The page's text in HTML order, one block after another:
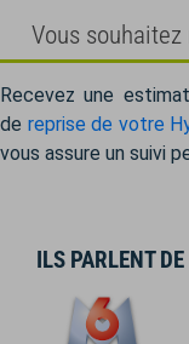
Vous
Recevez une
de reprise de votre
vous assure un suivi
ILS PARLENT